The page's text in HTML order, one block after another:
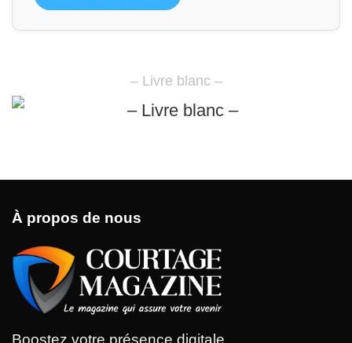
– Livre blanc –
À propos de nous
Boostez votre présence digitale,